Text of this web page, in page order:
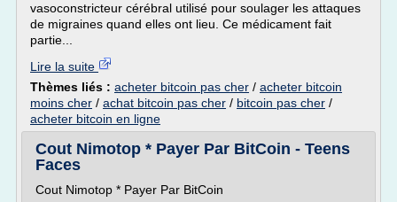
vasoconstricteur cérébral utilisé pour soulager les attaques
de migraines quand elles ont lieu. Ce médicament fait
partie...
Lire la suite
Thèmes liés : acheter bitcoin pas cher / acheter bitcoin
moins cher / achat bitcoin pas cher / bitcoin pas cher /
acheter bitcoin en ligne
Cout Nimotop * Payer Par BitCoin - Teens
Faces
Cout Nimotop * Payer Par BitCoin